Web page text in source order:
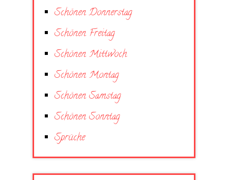
Schönen Donnerstag
Schönen Freitag
Schönen Mittwoch
Schönen Montag
Schönen Samstag
Schönen Sonntag
Sprüche